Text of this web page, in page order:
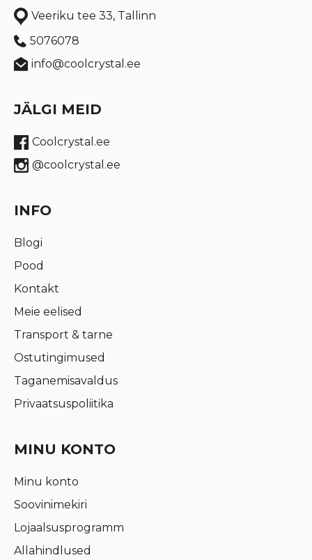
Veeriku tee 33, Tallinn
5076078
info@coolcrystal.ee
JÄLGI MEID
Coolcrystal.ee
@coolcrystal.ee
INFO
Blogi
Pood
Kontakt
Meie eelised
Transport & tarne
Ostutingimused
Taganemisavaldus
Privaatsuspoliitika
MINU KONTO
Minu konto
Soovinimekiri
Lojaalsusprogramm
Allahindlused